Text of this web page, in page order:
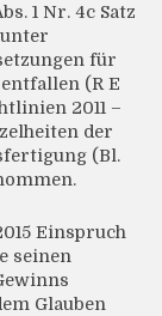
1 Nr. 4c Satz
für
(R E
2011 –
der
(Bl.
Einspruch
seinen
Glauben